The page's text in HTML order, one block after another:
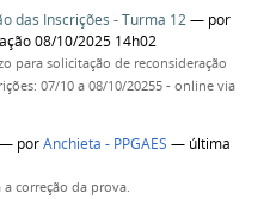
das Inscrições - Turma 12— por
08/10/2025 14h02
para solicitação de reconsideração
07/10 a 08/10/20255 - online via
— porAnchieta - PPGAES — última
correção da prova.